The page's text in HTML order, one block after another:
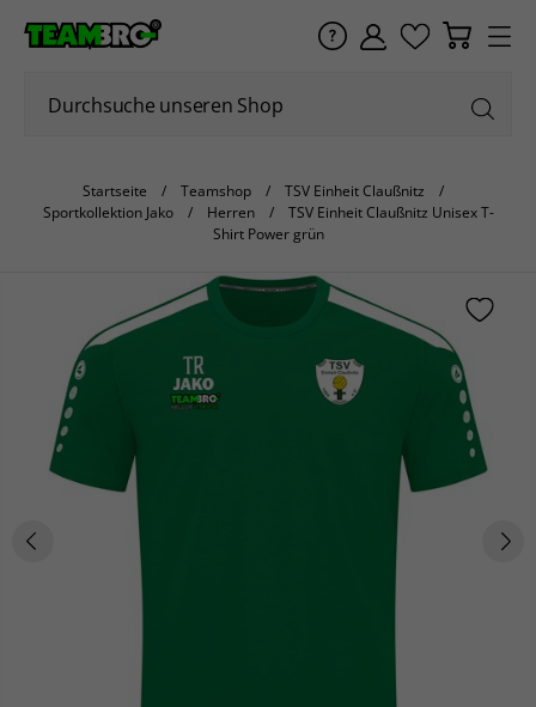
Startseite Teamshop
TSV Einheit Claußnitz
Sportkollektion Jako
Herren
TSV Einheit Claußnitz Unisex T-
Shirt Power grün